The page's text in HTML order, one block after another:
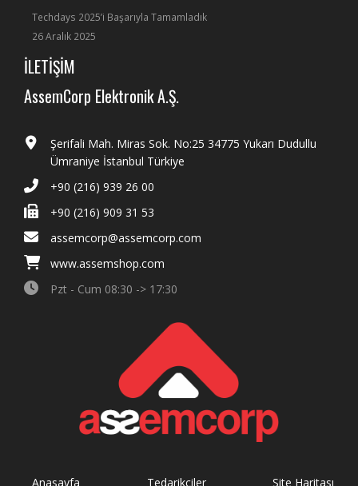
Techdays 2025’i Başarıyla Tamamladık
26 Aralık 2025
İLETİŞİM
AssemCorp Elektronik A.Ş.
Şerifali Mah. Miras Sok. No:25 34775 Yukarı Dudullu
Ümraniye İstanbul Türkiye
+90 (216) 939 26 00
+90 (216) 909 31 53
assemcorp@assemcorp.com
www.assemshop.com
Pzt - Cum 08:30 -> 17:30
Anasayfa Tedarikçiler Site Haritası